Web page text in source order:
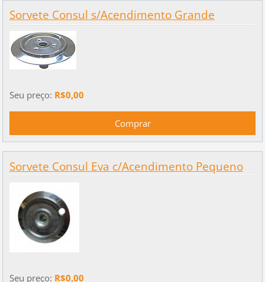
Sorvete Consul s/Acendimento Grande
Seu preço: R$0,00
Sorvete Consul Eva c/Acendimento Pequeno
Seu preço: R$0,00